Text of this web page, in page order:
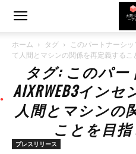
ホーム タグ
このパートナーシ
て人間とマシンの関係を再定義するこ
タグ: このパ
AIXRWEB3イン
人間とマシンの
ことを目
プレスリリース